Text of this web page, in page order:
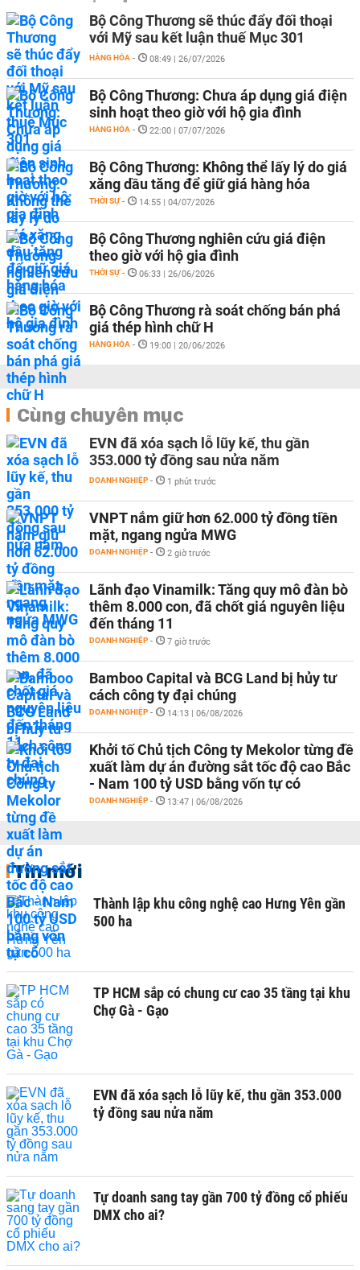
Bộ Công Thương sẽ thúc đẩy đối thoại
với Mỹ sau kết luận thuế Mục 301
HÀNG HÓA - 08:49 | 26/07/2026
Bộ Công Thương: Chưa áp dụng giá điện
sinh hoạt theo giờ với hộ gia đình
HÀNG HÓA - 22:00 | 07/07/2026
Bộ Công Thương: Không thể lấy lý do giá
xăng dầu tăng để giữ giá hàng hóa
THỜI SỰ - 14:55 | 04/07/2026
Bộ Công Thương nghiên cứu giá điện
theo giờ với hộ gia đình
THỜI SỰ - 06:33 | 26/06/2026
Bộ Công Thương rà soát chống bán phá
giá thép hình chữ H
HÀNG HÓA - 19:00 | 20/06/2026
Cùng chuyên mục
EVN đã xóa sạch lỗ lũy kế, thu gần
353.000 tỷ đồng sau nửa năm
DOANH NGHIỆP - 1 phút trước
VNPT nắm giữ hơn 62.000 tỷ đồng tiền
mặt, ngang ngửa MWG
DOANH NGHIỆP - 2 giờ trước
Lãnh đạo Vinamilk: Tăng quy mô đàn bò
thêm 8.000 con, đã chốt giá nguyên liệu
đến tháng 11
DOANH NGHIỆP - 7 giờ trước
Bamboo Capital và BCG Land bị hủy tư
cách công ty đại chúng
DOANH NGHIỆP - 14:13 | 06/08/2026
Khởi tố Chủ tịch Công ty Mekolor từng đề
xuất làm dự án đường sắt tốc độ cao Bắc
- Nam 100 tỷ USD bằng vốn tự có
DOANH NGHIỆP - 13:47 | 06/08/2026
Tin mới
Thành lập khu công nghệ cao Hưng Yên gần
500 ha
TP HCM sắp có chung cư cao 35 tầng tại khu
Chợ Gà - Gạo
EVN đã xóa sạch lỗ lũy kế, thu gần 353.000
tỷ đồng sau nửa năm
Tự doanh sang tay gần 700 tỷ đồng cổ phiếu
DMX cho ai?